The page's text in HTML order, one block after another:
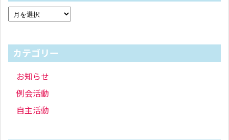
カテゴリー
お知らせ
例会活動
自主活動